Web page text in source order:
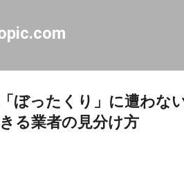
ぼったくり」に遭わな
る業者の見分け方